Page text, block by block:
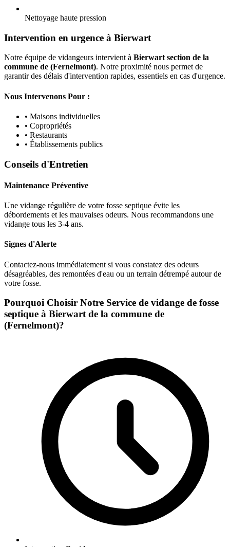
Nettoyage haute pression
Intervention en urgence à Bierwart
Notre équipe de vidangeurs intervient à Bierwart section de la
commune de (Fernelmont). Notre proximité nous permet de
garantir des délais d'intervention rapides, essentiels en cas d'urgence.
Nous Intervenons Pour :
• Maisons individuelles
• Copropriétés
• Restaurants
• Établissements publics
Conseils d'Entretien
Maintenance Préventive
Une vidange régulière de votre fosse septique évite les
débordements et les mauvaises odeurs. Nous recommandons une
vidange tous les 3-4 ans.
Signes d'Alerte
Contactez-nous immédiatement si vous constatez des odeurs
désagréables, des remontées d'eau ou un terrain détrempé autour de
votre fosse.
Pourquoi Choisir Notre Service de vidange de fosse
septique à Bierwart de la commune de
(Fernelmont)?